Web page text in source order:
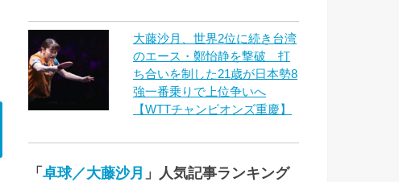
大藤沙月、世界2位に続き台湾
のエース・鄭怡静を撃破 打
ち合いを制した21歳が日本勢8
強一番乗りで上位争いへ
【WTTチャンピオンズ重慶】
「 卓球／大藤沙月 」人気記事ランキング